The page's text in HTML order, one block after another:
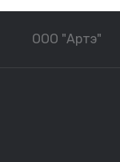
ООО "Артэ"